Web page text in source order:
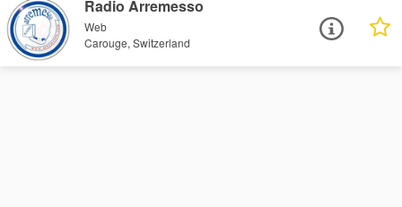
Radio Arremesso
Web
Carouge, Switzerland